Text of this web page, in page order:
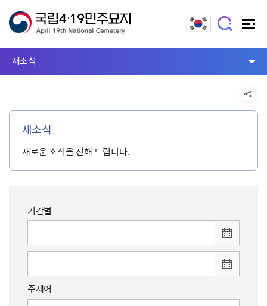
새소식
새소식
새로운 소식을 전해 드립니다.
기간별
주제어